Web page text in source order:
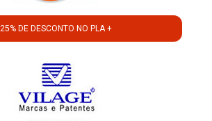
25% DE DESCONTO NO PLA +